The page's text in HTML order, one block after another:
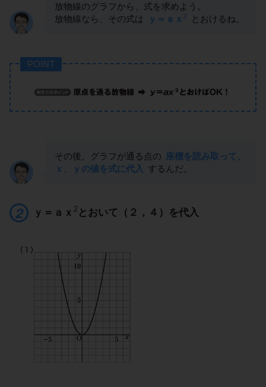
放物線のグラフから、式を求めよう。
放物線なら、その式は
ｙ＝ａｘ 2 とおけるね。
POINT
その後、グラフが通る点の
座標を読み取って、
ｘ、ｙの値を式に代入
するんだ。
ｙ＝ａｘ 2 とおいて（２，４）を代入